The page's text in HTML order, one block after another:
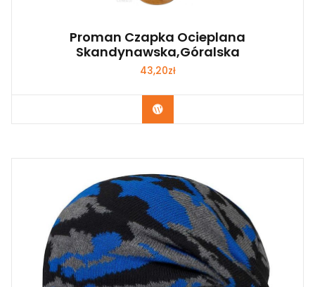
Proman Czapka Ocieplana
Skandynawska,Góralska
43,20zł
Kup Teraz